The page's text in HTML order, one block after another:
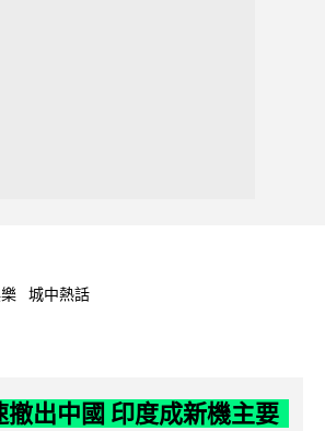
城中熱話
出中國 印度成新機主要